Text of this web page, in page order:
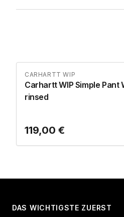
CARHARTT WIP
Carhartt WIP Simple Pant
rinsed
119,00 €
DAS WICHTIGSTE ZUERST